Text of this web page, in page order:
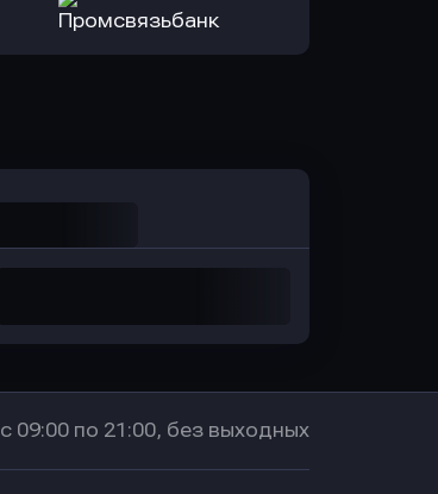
в Локо-Банк
с 09:00 по 21:00, без выходных